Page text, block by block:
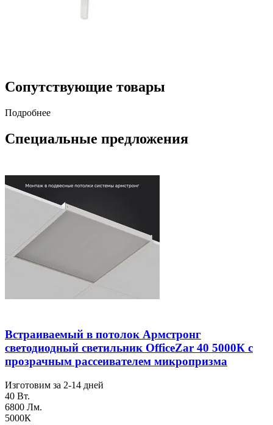
Сопутствующие товары
Подробнее
Специальные предложения
Встраиваемый в потолок Армстронг
светодиодный светильник OfficeZar 40 5000К с
прозрачным рассеивателем микропризма
Изготовим за 2-14 дней
40 Вт.
6800 Лм.
5000К